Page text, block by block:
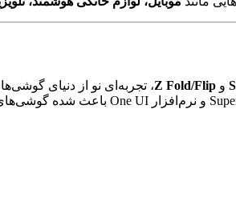
S و Z Fold/Flip، تجربه‌ای نو از دنیای